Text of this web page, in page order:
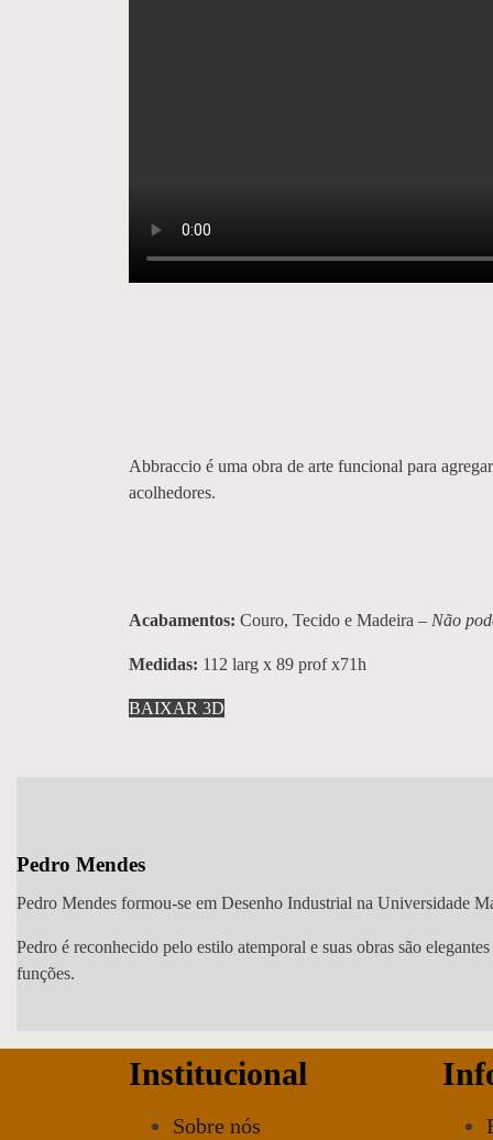
Abbraccio é uma obra de arte funcional para
acolhedores.
Acabamentos: Couro, Tecido e Madeira – Não
Medidas: 112 larg x 89 prof x71h
BAIXAR 3D
Pedro Mendes
Pedro Mendes formou-se em Desenho Industrial na Universidade
Pedro é reconhecido pelo estilo atemporal e suas obras são
funções.
Institucional
Sobre nós